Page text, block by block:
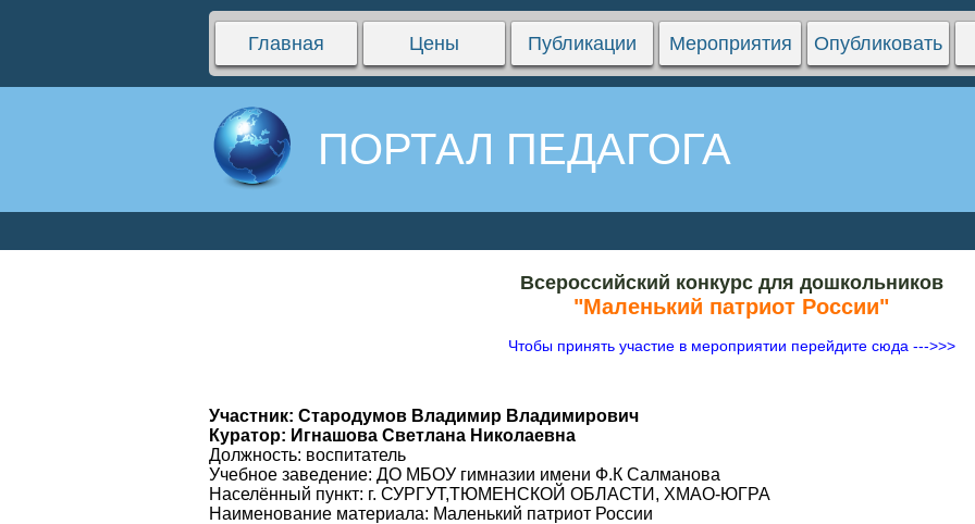
Главная Цены Публикации Мероприятия Опубликовать
ПОРТАЛ ПЕДАГОГА
Всероссийский конкурс для дошкольников
"Маленький патриот России"
Чтобы принять участие в мероприятии перейдите сюда --->>>
Участник: Стародумов Владимир Владимирович
Куратор: Игнашова Светлана Николаевна
Должность: воспитатель
Учебное заведение: ДО МБОУ гимназии имени Ф.К Салманова
Населённый пункт: г. СУРГУТ,ТЮМЕНСКОЙ ОБЛАСТИ, ХМАО-ЮГРА
Наименование материала: Маленький патриот России